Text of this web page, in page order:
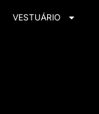
VESTUÁRIO